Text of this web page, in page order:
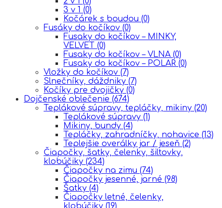
3 v 1 (0)
Kočárek s boudou (0)
Fusáky do kočíkov (0)
Fusaky do kočíkov – MINKY,
VELVET (0)
Fusaky do kočíkov – VLNA (0)
Fusaky do kočíkov – POLAR (0)
Vložky do kočíkov (7)
Slnečníky, dáždniky (7)
Kočíky pre dvojičky (0)
Dojčenské oblečenie (674)
Teplákové súpravy, tepláčky, mikiny (20)
Teplákové súpravy (1)
Mikiny, bundy (4)
Tepláčky, zahradníčky, nohavice (13)
Teplejšie overálky jar / jeseň (2)
Čiapočky, šatky, čelenky, šiltovky,
klobúčiky (234)
Čiapočky na zimu (74)
Čiapočky jesenné, jarné (98)
Šatky (4)
Čiapočky letné, čelenky,
klobúčiky (19)